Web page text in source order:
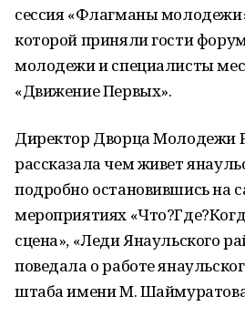
сессия «Флагманы
которой приняли гости
молодежи и специалисты
«Движение Первых».
Директор Дворца Молодежи
рассказала чем живет
подробно остановившись на
мероприятиях
сцена», «Леди Янаульского
поведала о работе
штаба имени М.